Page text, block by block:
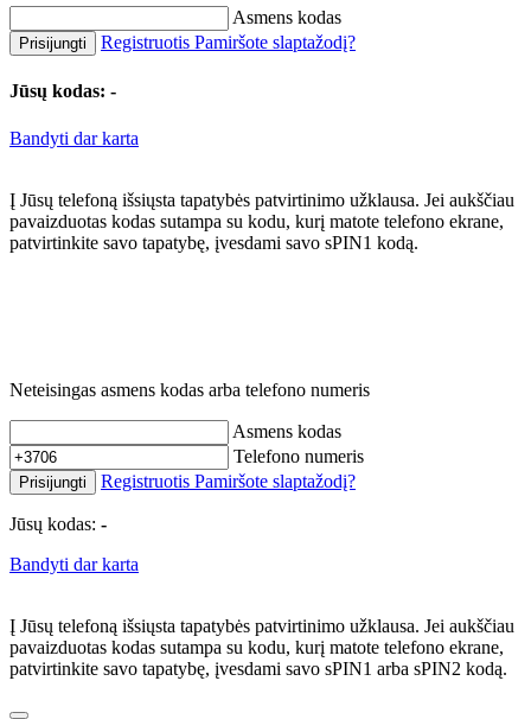
Asmens kodas
Prisijungti Registruotis Pamiršote slaptažodį?
Jūsų kodas: -
Bandyti dar karta
Į Jūsų telefoną išsiųsta tapatybės patvirtinimo užklausa. Jei aukščiau
pavaizduotas kodas sutampa su kodu, kurį matote telefono ekrane,
patvirtinkite savo tapatybę, įvesdami savo sPIN1 kodą.
Neteisingas asmens kodas arba telefono numeris
Asmens kodas
Telefono numeris
Prisijungti Registruotis Pamiršote slaptažodį?
Jūsų kodas: -
Bandyti dar karta
Į Jūsų telefoną išsiųsta tapatybės patvirtinimo užklausa. Jei aukščiau
pavaizduotas kodas sutampa su kodu, kurį matote telefono ekrane,
patvirtinkite savo tapatybę, įvesdami savo sPIN1 arba sPIN2 kodą.